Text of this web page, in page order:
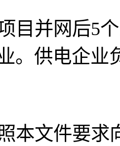
目并网后5
。供电企业
本文件要求